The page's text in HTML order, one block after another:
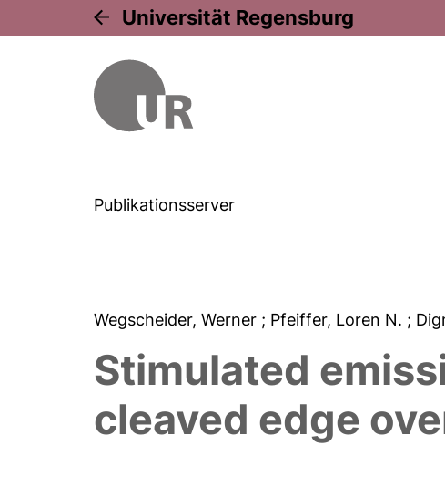
Universität Regensburg
Publikationsserver
Wegscheider, Werner ; Pfeiffer, Loren N. ;
Stimulated
cleaved edge